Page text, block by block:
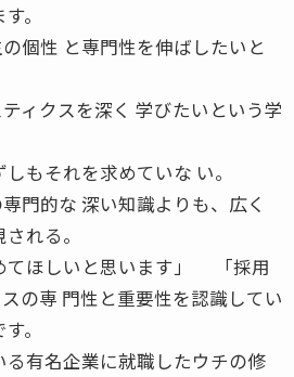
。
個性 と専門性を伸ばしたいと
ィクスを深く 学びたいという学
もそれを求めていな い。
門的な 深い知識よりも、広く
れる。
てほしいと思います」 「採用
の専 門性と重要性を認識してい
。
有名企業に就職したウチの修